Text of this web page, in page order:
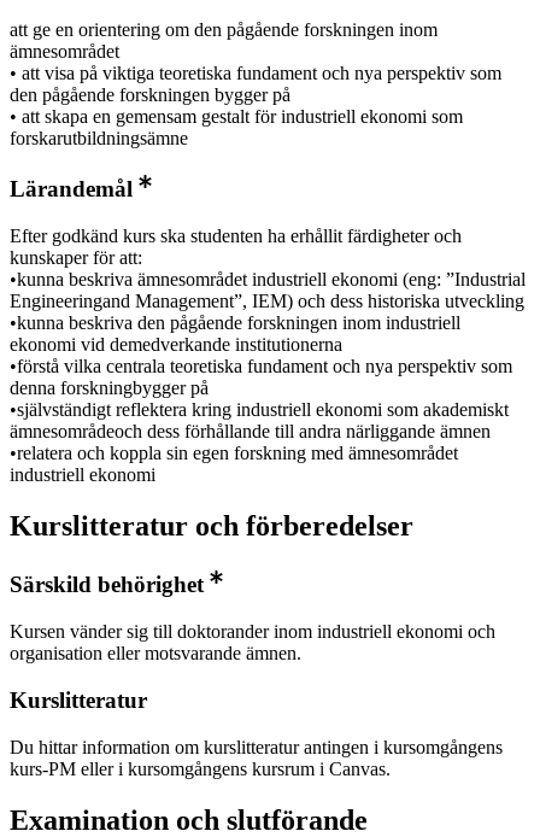
att ge en orientering om den pågående forskningen inom
ämnesområdet
• att visa på viktiga teoretiska fundament och nya perspektiv som
den pågående forskningen bygger på
• att skapa en gemensam gestalt för industriell ekonomi som
forskarutbildningsämne
Lärandemål
Efter godkänd kurs ska studenten ha erhållit färdigheter och
kunskaper för att:
•kunna beskriva ämnesområdet industriell ekonomi (eng: ”Industrial
Engineeringand Management”, IEM) och dess historiska utveckling
•kunna beskriva den pågående forskningen inom industriell
ekonomi vid demedverkande institutionerna
•förstå vilka centrala teoretiska fundament och nya perspektiv som
denna forskningbygger på
•självständigt reflektera kring industriell ekonomi som akademiskt
ämnesområdeoch dess förhållande till andra närliggande ämnen
•relatera och koppla sin egen forskning med ämnesområdet
industriell ekonomi
Kurslitteratur och förberedelser
Särskild behörighet
Kursen vänder sig till doktorander inom industriell ekonomi och
organisation eller motsvarande ämnen.
Kurslitteratur
Du hittar information om kurslitteratur antingen i kursomgångens
kurs-PM eller i kursomgångens kursrum i Canvas.
Examination och slutförande